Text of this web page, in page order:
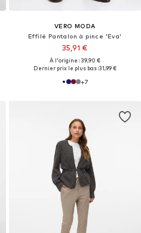
VERO MODA
Effilé Pantalon à pince 'Eva'
35,91 €
À l'origine : 39,90 €
Dernier prix le plus bas :31,99 €
+7